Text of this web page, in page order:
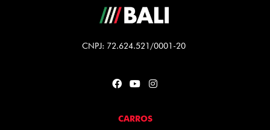
CNPJ: 72.624.521/0001-20
CARROS